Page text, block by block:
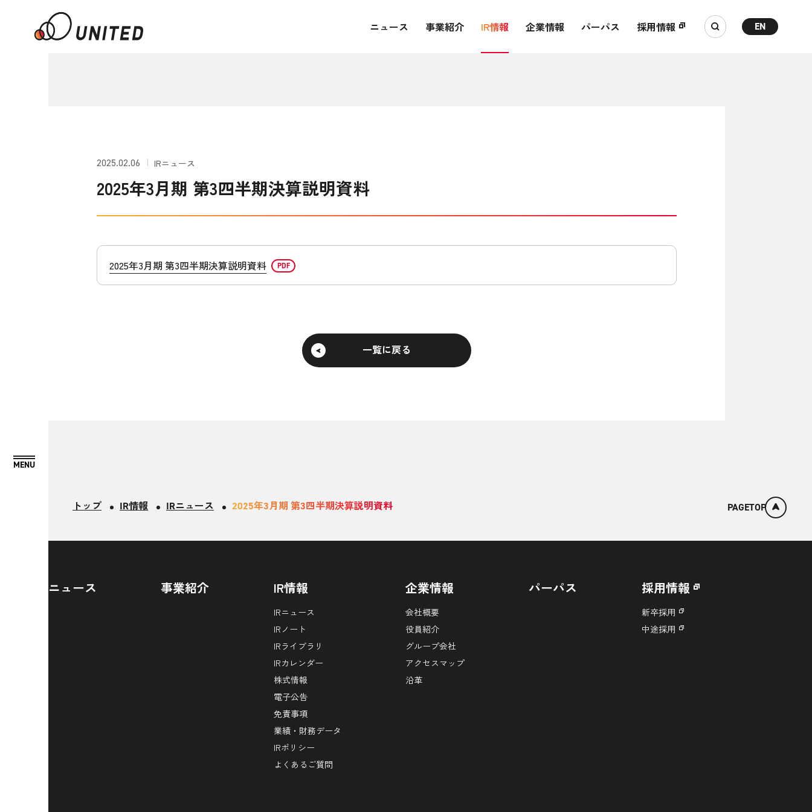
ニュース 事業紹介 IR情報 企業情報 パーパス 採用情報 EN
2025.02.06 IRニュース
2025年3月期 第3四半期決算説明資料
2025年3月期 第3四半期決算説明資料
一覧に戻る
トップ IR情報 IRニュース 2025年3月期 第3四半期決算説明資料 PAGETOP
ニュース 事業紹介 IR情報
IRニュース
IRノート
IRライブラリ
IRカレンダー
株式情報
電子公告
免責事項
業績・財務データ
IRポリシー
よくあるご質問
企業情報
会社概要
役員紹介
グループ会社
アクセスマップ
沿革
パーパス 採用情報
新卒採用
中途採用